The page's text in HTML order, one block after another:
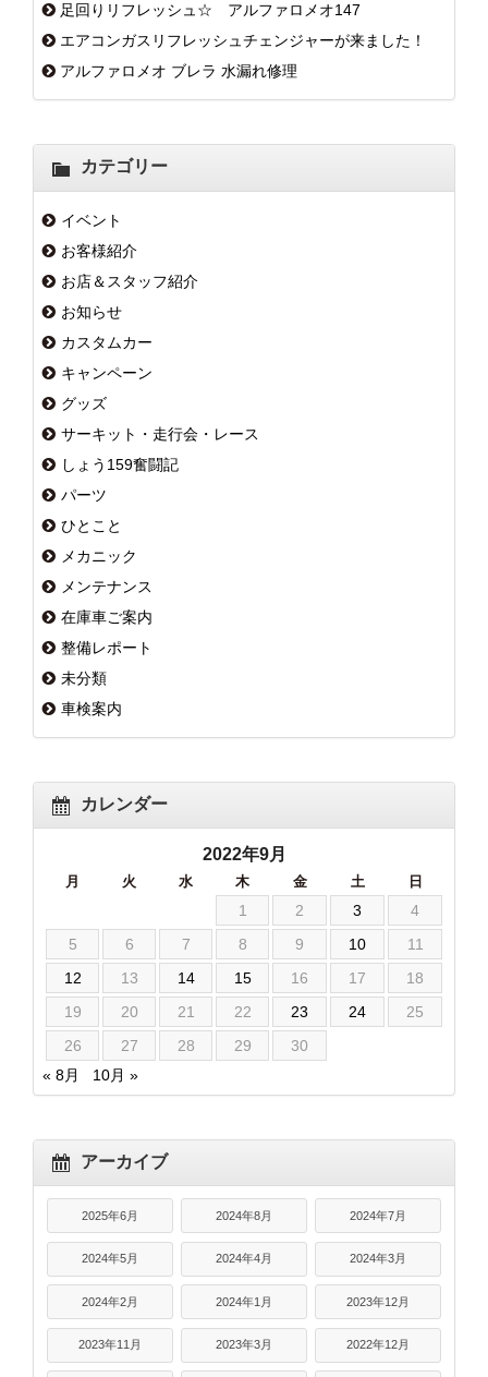
足回りリフレッシュ☆ アルファロメオ147
エアコンガスリフレッシュチェンジャーが来ました！
アルファロメオ ブレラ 水漏れ修理
カテゴリー
イベント
お客様紹介
お店＆スタッフ紹介
お知らせ
カスタムカー
キャンペーン
グッズ
サーキット・走行会・レース
しょう159奮闘記
パーツ
ひとこと
メカニック
メンテナンス
在庫車ご案内
整備レポート
未分類
車検案内
カレンダー
2022年9月
月 火 水 木 金 土 日
1 2 3
4
5
6 7 8 9 10
11
12
13 14 15 16 17
18
19
20 21 22 23 24
25
26
27 28 29
30
« 8月
10月 »
アーカイブ
2025年6月 2024年8月 2024年7月
2024年5月 2024年4月 2024年3月
2024年2月 2024年1月 2023年12月
2023年11月 2023年3月 2022年12月